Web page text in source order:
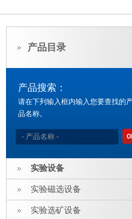
产品目录
产品搜索：
请在下列输入框内输入您要查找的
品名称。
实验设备
实验磁选设备
实验选矿设备